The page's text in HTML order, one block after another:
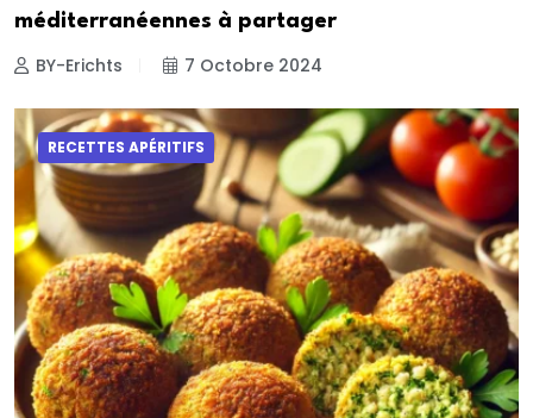
méditerranéennes à partager
BY-Erichts 7 Octobre 2024
RECETTES APÉRITIFS